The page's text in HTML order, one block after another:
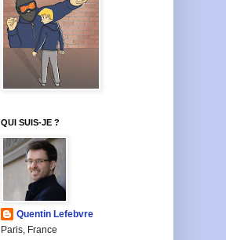
QUI SUIS-JE ?
Quentin Lefebvre
Paris, France